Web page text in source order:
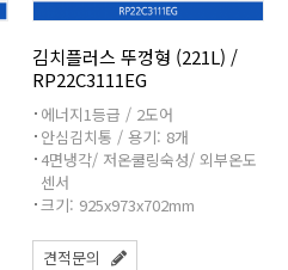
김치플러스 뚜껑형 (221L) /
RP22C3111EG
에너지1등급 / 2도어
안심김치통 / 용기: 8개
4면냉각/ 저온쿨링숙성/ 외부온도
센서
크기: 925x973x702mm
견적문의